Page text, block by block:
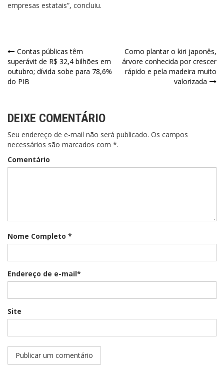
empresas estatais”, concluiu.
Navegação
de
Post
Contas públicas têm
superávit de R$ 32,4 bilhões em
outubro; dívida sobe para 78,6%
do PIB
Como plantar o kiri japonês,
árvore conhecida por crescer
rápido e pela madeira muito
valorizada
DEIXE COMENTÁRIO
Seu endereço de e-mail não será publicado. Os campos
necessários são marcados com *.
Comentário
Nome Completo *
Endereço de e-mail*
Site